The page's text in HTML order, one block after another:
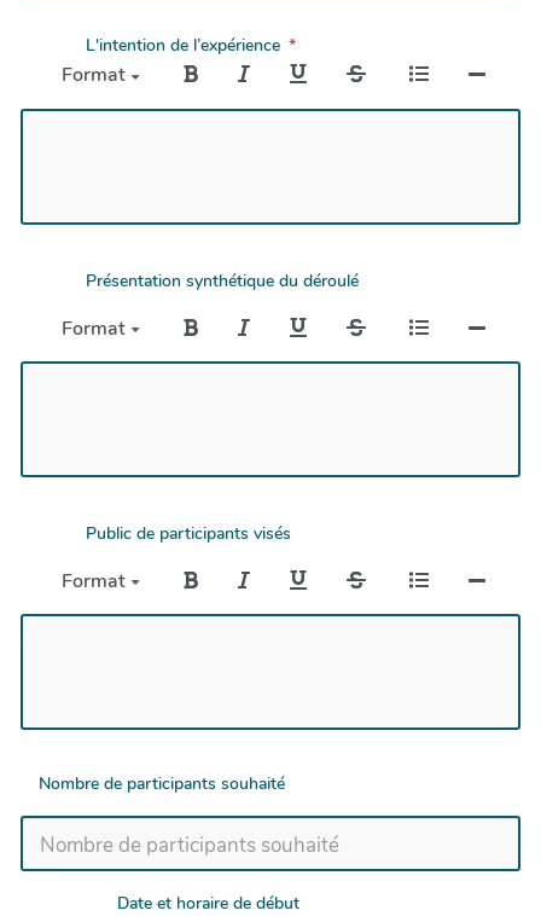
L'intention de l’expérience
Format
Présentation synthétique du déroulé
Format
Public de participants visés
Format
Nombre de participants souhaité
Date et horaire de début